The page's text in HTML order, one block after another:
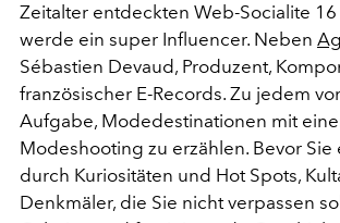
Zeitalter entdeckten Web-Socialite 16
werde ein super Influencer. Neben
Sébastien Devaud, Produzent,
französischer E-Records. Zu jedem
Aufgabe, Modedestinationen mit
Modeshooting zu erzählen. Bevor Sie
durch Kuriositäten und Hot Spots,
Denkmäler, die Sie nicht verpassen